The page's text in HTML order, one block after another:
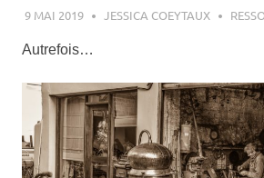
9 MAI 2019 JESSICA COEYTAUX
Autrefois…